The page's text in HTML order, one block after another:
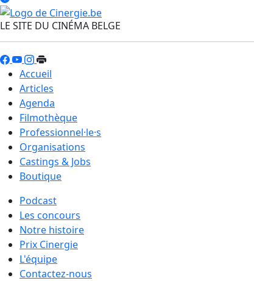
LE SITE DU CINÉMA BELGE
Accueil
Articles
Agenda
Filmothèque
Professionnel·le·s
Organisations
Castings & Jobs
Boutique
Podcast
Les concours
Notre histoire
Prix Cinergie
L'équipe
Contactez-nous